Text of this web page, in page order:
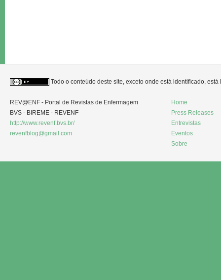
Todo o conteúdo deste site, exceto onde está identificado,
REV@ENF - Portal de Revistas de Enfermagem
BVS - BIREME - REVENF
http://www.revenf.bvs.br/
revenfblog@gmail.com
Home
Press Releases
Entrevistas
Eventos
Sobre